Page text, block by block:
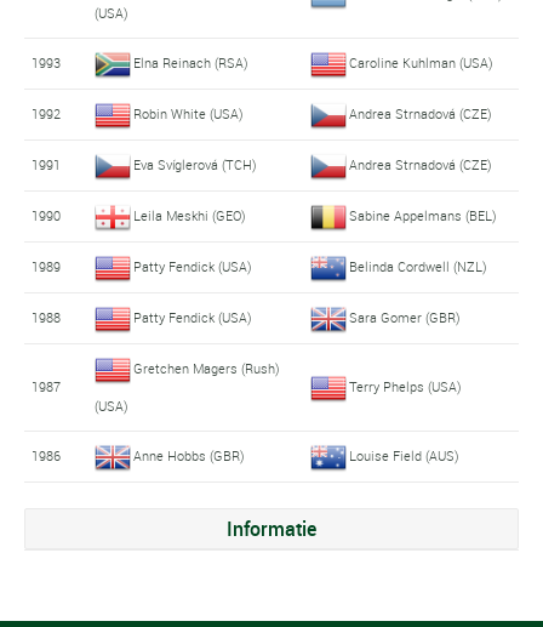
(USA)
1993 Elna Reinach (RSA) Caroline Kuhlman (USA)
1992 Robin White (USA) Andrea Strnadová (CZE)
1991 Eva Svíglerová (TCH) Andrea Strnadová (CZE)
1990 Leila Meskhi (GEO) Sabine Appelmans (BEL)
1989 Patty Fendick (USA) Belinda Cordwell (NZL)
1988 Patty Fendick (USA) Sara Gomer (GBR)
1987
Gretchen Magers (Rush)
(USA)
Terry Phelps (USA)
1986 Anne Hobbs (GBR) Louise Field (AUS)
Informatie